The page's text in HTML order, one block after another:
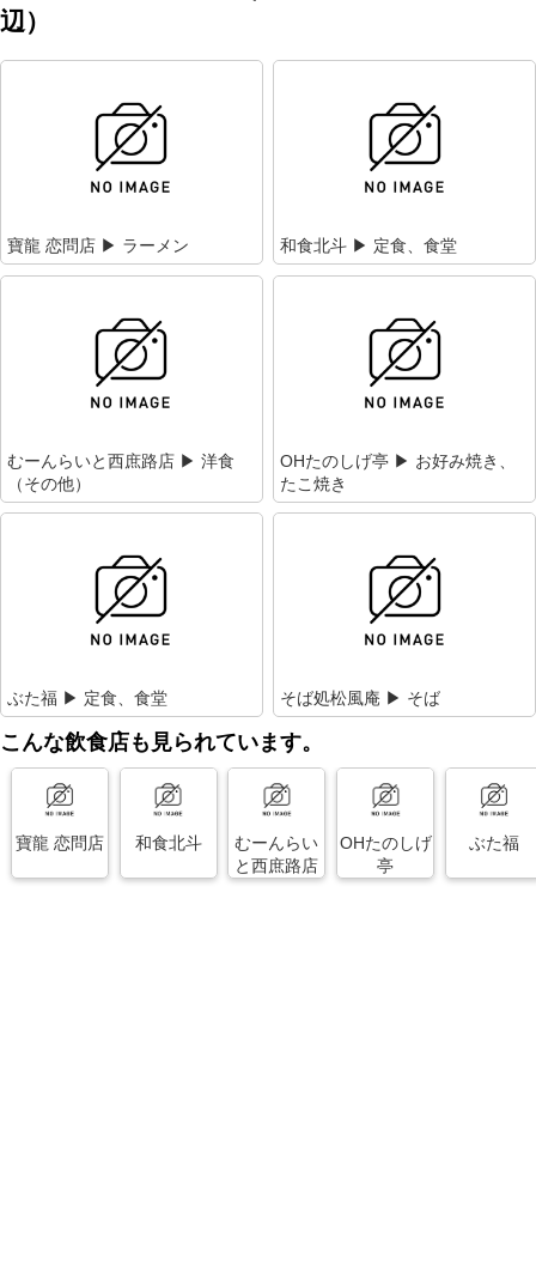
辺）
寶龍 恋問店 ▶ ラーメン 和食北斗 ▶ 定食、食堂
むーんらいと西庶路店 ▶ 洋食
（その他）
OHたのしげ亭 ▶ お好み焼き、
たこ焼き
ぶた福 ▶ 定食、食堂 そば処松風庵 ▶ そば
こんな飲食店も見られています。
寶龍 恋問店 和食北斗
むーんらい
と西庶路店
OHたのしげ
亭
ぶた福